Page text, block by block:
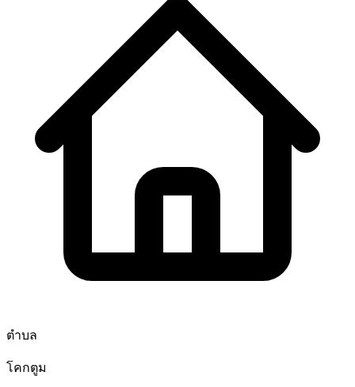
ตำบล
โคกตูม